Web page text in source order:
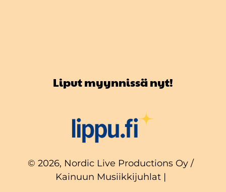
Liput myynnissä nyt!
© 2026, Nordic Live Productions Oy /
Kainuun Musiikkijuhlat |